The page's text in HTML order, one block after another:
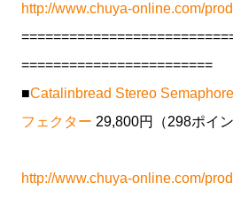
http://www.chuya-online.com/
========================
■Catalinbread Stereo
フェクター 29,800円（298ポイン
http://www.chuya-online.com/